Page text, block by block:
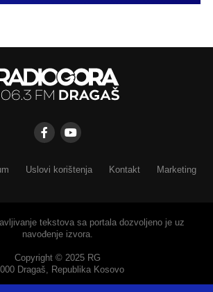
Uslovi korištenja Kontakt Marketing
tekstova sa portala dozvoljeno je uz
navođenje izvora.
Copyright © 2025 RG
Dragaš, Republika Kosovo